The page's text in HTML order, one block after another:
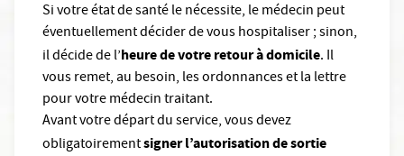
Si votre état de santé le nécessite, le médecin peut
éventuellement décider de vous hospitaliser ; sinon,
il décide de l’heure de votre retour à domicile. Il
vous remet, au besoin, les ordonnances et la lettre
pour votre médecin traitant.
Avant votre départ du service, vous devez
obligatoirementsigner l’autorisation de sortie